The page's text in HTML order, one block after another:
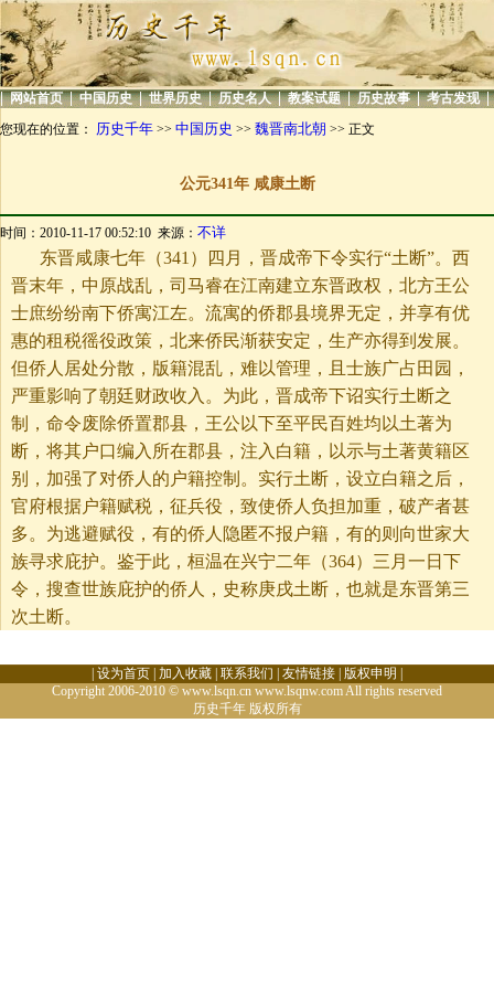
| 网站首页 | 中国历史 | 世界历史 | 历史名人 | 教案试题 | 历史故事 | 考古发现 |
您现在的位置： 历史千年 >> 中国历史 >> 魏晋南北朝 >> 正文
公元341年 咸康土断
时间：2010-11-17 00:52:10 来源： 不详
东晋咸康七年（341）四月，晋成帝下令实行“土断”。西
晋末年，中原战乱，司马睿在江南建立东晋政权，北方王公
士庶纷纷南下侨寓江左。流寓的侨郡县境界无定，并享有优
惠的租税徭役政策，北来侨民渐获安定，生产亦得到发展。
但侨人居处分散，版籍混乱，难以管理，且士族广占田园，
严重影响了朝廷财政收入。为此，晋成帝下诏实行土断之
制，命令废除侨置郡县，王公以下至平民百姓均以土著为
断，将其户口编入所在郡县，注入白籍，以示与土著黄籍区
别，加强了对侨人的户籍控制。实行土断，设立白籍之后，
官府根据户籍赋税，征兵役，致使侨人负担加重，破产者甚
多。为逃避赋役，有的侨人隐匿不报户籍，有的则向世家大
族寻求庇护。鉴于此，桓温在兴宁二年（364）三月一日下
令，搜查世族庇护的侨人，史称庚戌土断，也就是东晋第三
次土断。
设为首页 加入收藏 联系我们 友情链接 版权申明
Copyright 2006-2010 © www.lsqn.cn www.lsqnw.com All rights reserved
历史千年版权所有